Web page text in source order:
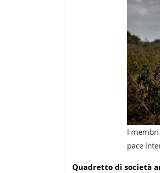
I
pace
Quadretto di società